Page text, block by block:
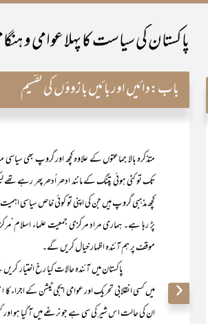
پاکستان کی سیاست کا پہلا عوامی و
باب:دائیں اور بائیں بازوؤں کی تقسیم
متذکرہ بالا جماعتوں کے علاوہ کچھ اور گروپ بھی
تک تو کٹی ہوئی پتنگ کے مانند ادھر اُدھر پھر رہے
کچھ مذہبی گروپ ہیں جن کی اپنی تو کوئی خاص سیاسی
پڑ رہا ہے۔ ہماری مراد مرکزی جمعیت علماء
موقف پر ہم آئندہ اظہار خیال کریں گے۔
پاکستان میں آئندہ حالات کیا رخ اختیار کریں
میں کسی انقلابی تحریک اور عوامی ایجی ٹیشن کے اجراء
ان کی حالت اس شیر کی سی ہے جو نرغے میں آ گیا ہو اور